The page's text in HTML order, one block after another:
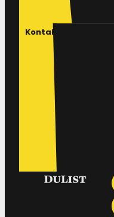
Kontakt